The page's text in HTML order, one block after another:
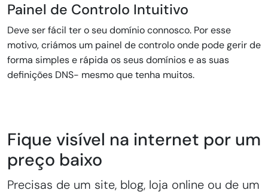
Painel de Controlo Intuitivo
Deve ser fácil ter o seu domínio connosco. Por esse
motivo, criámos um painel de controlo onde pode gerir de
forma simples e rápida os seus domínios e as suas
definições DNS- mesmo que tenha muitos.
Fique visível na internet por um
preço baixo
Precisas de um site, blog, loja online ou de um